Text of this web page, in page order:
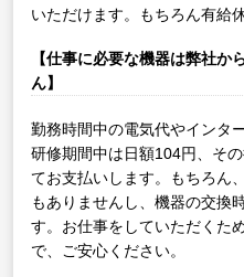
いただけます。もちろん有給
【仕事に必要な機器は弊社か
ん】
勤務時間中の電気代やインタ
研修期間中は日額104円、そ
てお支払いします。もちろん
もありませんし、機器の交換
す。お仕事をしていただくた
で、ご安心ください。